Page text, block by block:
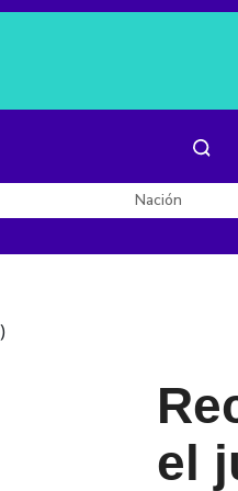
Nación
)
el